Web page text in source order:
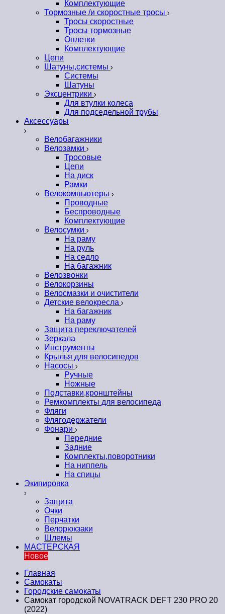
Комплектующие
Тормозные /и скоростные тросы
Тросы скоростные
Тросы тормозные
Оплетки
Комплектующие
Цепи
Шатуны,системы
Системы
Шатуны
Эксцентрики
Для втулки колеса
Для подседельной трубы
Аксессуары
Велобагажники
Велозамки
Тросовые
Цепи
На диск
Рамки
Велокомпьютеры
Проводные
Беспроводные
Комплектующие
Велосумки
На раму
На руль
На седло
На багажник
Велозвонки
Велокорзины
Велосмазки и очистители
Детские велокресла
На багажник
На раму
Защита переключателей
Зеркала
Инструменты
Крылья для велосипедов
Насосы
Ручные
Ножные
Подставки,кронштейны
Ремкомплекты для велосипеда
Фляги
Флягодержатели
Фонари
Передние
Задние
Комплекты,поворотники
На ниппель
На спицы
Экипировка
Защита
Очки
Перчатки
Велорюкзаки
Шлемы
МАСТЕРСКАЯ
Новое
Главная
Самокаты
Городские самокаты
Самокат городской NOVATRACK DEFT 230 PRO 20
(2022)